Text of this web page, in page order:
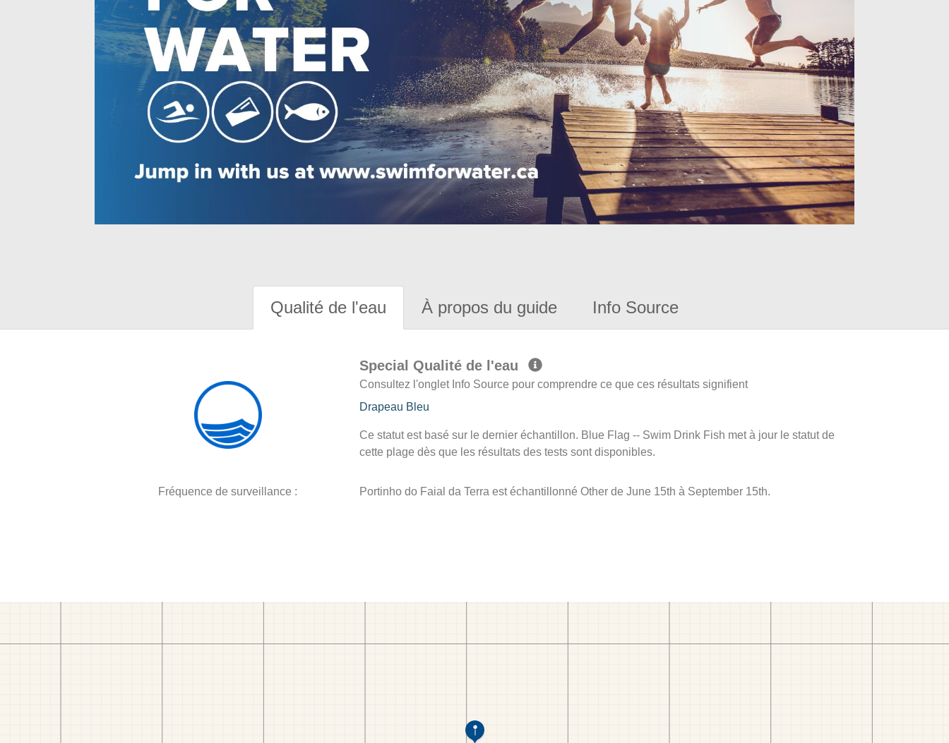
Qualité de l'eau À propos du guide Info Source
Special Qualité de l'eau
Consultez l'onglet Info Source pour comprendre ce que ces résultats signifient
Drapeau Bleu
Ce statut est basé sur le dernier échantillon. Blue Flag -- Swim Drink Fish met à jour le statut de
cette plage dès que les résultats des tests sont disponibles.
Fréquence de surveillance : Portinho do Faial da Terra est échantillonné Other de June 15th à September 15th.